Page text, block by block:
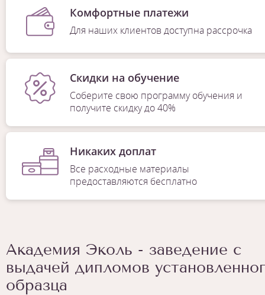
Комфортные платежи
Для наших клиентов доступна рассрочка
Скидки на обучение
Соберите свою программу обучения и
получите скидку до 40%
Никаких доплат
Все расходные материалы
предоставляются бесплатно
Академия Эколь - заведение с
выдачей дипломов
образца